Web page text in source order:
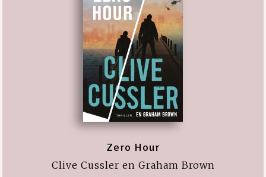
Zero Hour
Clive Cussler en Graham Brown